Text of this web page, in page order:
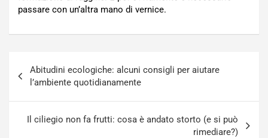
passare con un’altra mano di vernice.
articoli
Abitudini ecologiche: alcuni consigli per aiutare
l’ambiente quotidianamente
Il ciliegio non fa frutti: cosa è andato storto (e si può
rimediare?)